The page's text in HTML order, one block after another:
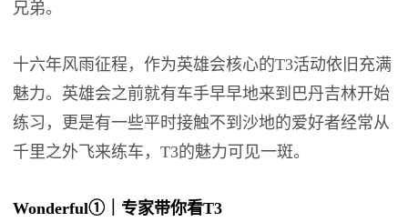
兄弟。
十六年风雨征程，作为英雄会核心的T3活动依旧充满
魅力。英雄会之前就有车手早早地来到巴丹吉林开始
练习，更是有一些平时接触不到沙地的爱好者经常从
千里之外飞来练车，T3的魅力可见一斑。
Wonderful①｜专家带你看T3